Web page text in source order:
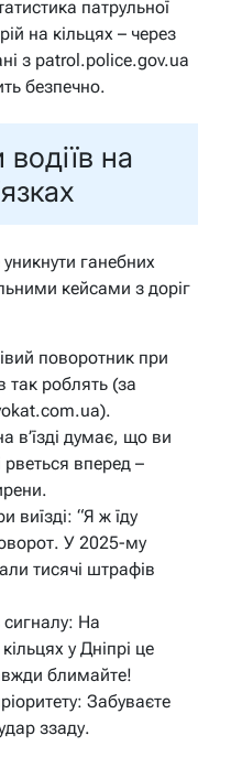
патрульної
на кільцях – через
з patrol.police.gov.ua
безпечно.
на
ганебних
кейсами з доріг
поворотник при
так роблять (за
в’їзді думає, що ви
рветься вперед –
виїзді: “Я ж їду
У 2025-му
тисячі штрафів
На
у Дніпрі це
блимайте!
Забуваєте
ззаду.